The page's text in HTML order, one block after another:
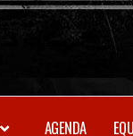
AGENDA